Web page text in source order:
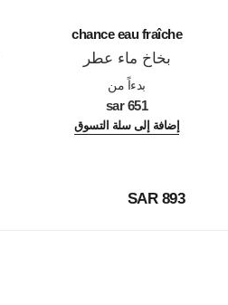
chance eau fraîche
بخاخ ماء عطر
بدءاً من
651 sar
إضافة إلى سلة التسوق
893 SAR